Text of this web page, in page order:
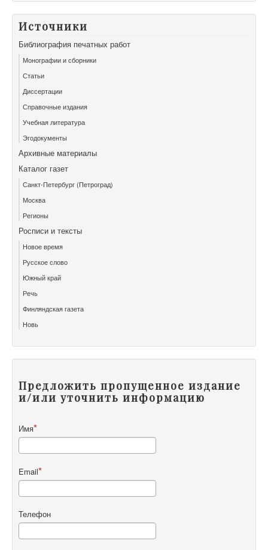
Источники
Библиография печатных работ
Монографии и сборники
Статьи
Диссертации
Справочные издания
Учебная литература
Эгодокументы
Архивные материалы
Каталог газет
Санкт-Петербург (Петроград)
Москва
Регионы
Росписи и тексты
Новое время
Русское слово
Южный край
Речь
Финляндская газета
Новь
Предложить пропущенное издание
и/или уточнить информацию
Имя
Email
Телефон